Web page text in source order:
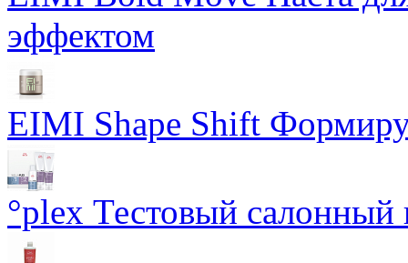
эффектом
EIMI Shape Shift
°plex Тестовый салонный